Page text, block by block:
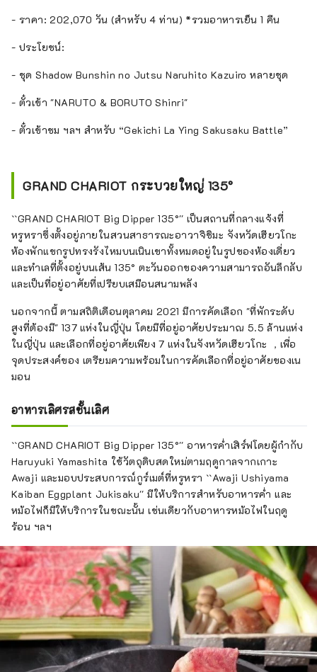
ไลน์'' ``การยิงปืน'' และ ``พิพิธภัณฑ์ก็
- ราคา: 202,070 วัน (สำหรับ 4 ท่าน) *รวมอาหารเย็น 1 คืน
- ประโยชน์:
- ชุด Shadow Bunshin no Jutsu Naruhito Kazuiro หลายชุด
- ตั๋วเข้า "NARUTO & BORUTO Shinri"
- ตั๋วเข้าชม ฯลฯ สำหรับ “Gekichi La Ying Sakusaku Battle”
GRAND CHARIOT กระบวยใหญ่ 135°
``GRAND CHARIOT Big Dipper 135°'' เป็นสถานที่กลางแจ้งที่
หรูหราซึ่งตั้งอยู่ภายในสวนสาธารณะอาวาจิชิมะ จังหวัดเฮียวโกะ
ห้องพักแขกรูปทรงรังไหมบนเนินเขาทั้งหมดอยู่ในรูปของห้องเดี่ยว
และทำเลที่ตั้งอยู่บนเส้น 135° ตะวันออกของความสามารถอันลึกลับ
และเป็นที่อยู่อาศัยที่เปรียบเสมือนสนามพลัง
นอกจากนี้ ตามสถิติเดือนตุลาคม 2021 มีการคัดเลือก "ที่พักระดับ
สูงที่ต้องมี" 137 แห่งในญี่ปุ่น โดยมีที่อยู่อาศัยประมาณ 5.5 ล้านแห่ง
ในญี่ปุ่น และเลือกที่อยู่อาศัยเพียง 7 แห่งในจังหวัดเฮียวโกะ ，เพื่อ
จุดประสงค์ของ เตรียมความพร้อมในการคัดเลือกที่อยู่อาศัยของเน
มอน
อาหารเลิศรสชั้นเลิศ
``GRAND CHARIOT Big Dipper 135°'' อาหารค่ำเสิร์ฟโดยผู้กำกับ
Haruyuki Yamashita ใช้วัตถุดิบสดใหม่ตามฤดูกาลจากเกาะ
Awaji และมอบประสบการณ์กูร์เมต์ที่หรูหรา ``Awaji Ushiyama
Kaiban Eggplant Jukisaku'' มีให้บริการสำหรับอาหารค่ำ และ
หม้อไฟก็มีให้บริการในขณะนั้น เช่นเดียวกับอาหารหม้อไฟในฤดู
ร้อน ฯลฯ